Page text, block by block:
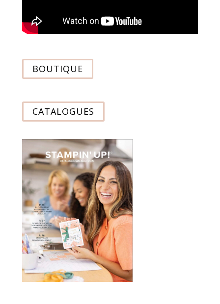
BOUTIQUE
CATALOGUES